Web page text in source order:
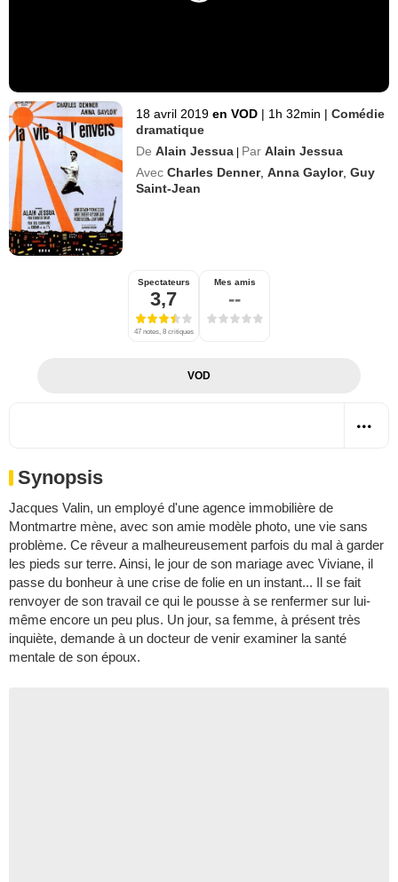
18 avril 2019 en VOD | 1h 32min | Comédie
dramatique
De Alain Jessua | Par Alain Jessua
Avec Charles Denner,Anna Gaylor,Guy
Saint-Jean
Spectateurs
3,7
47 notes, 8 critiques
Mes amis
--
VOD
Synopsis
Jacques Valin, un employé d'une agence immobilière de
Montmartre mène, avec son amie modèle photo, une vie sans
problème. Ce rêveur a malheureusement parfois du mal à garder
les pieds sur terre. Ainsi, le jour de son mariage avec Viviane, il
passe du bonheur à une crise de folie en un instant... Il se fait
renvoyer de son travail ce qui le pousse à se renfermer sur lui-
même encore un peu plus. Un jour, sa femme, à présent très
inquiète, demande à un docteur de venir examiner la santé
mentale de son époux.